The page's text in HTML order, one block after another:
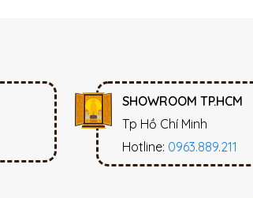
SHOWROOM TP.HCM
Tp Hồ Chí Minh
Hotline: 0963.889.211